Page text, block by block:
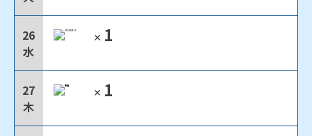
26
水
✕ 1
27
木
✕ 1